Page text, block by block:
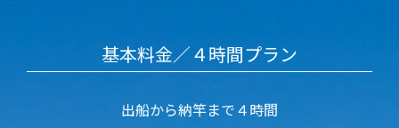
基本料金／４時間プラン
出船から納竿まで４時間